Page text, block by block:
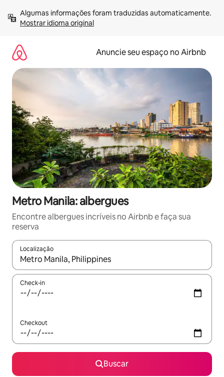
para
Mostrar idioma original
Anuncie seu espaço no Airbnb
Metro Manila: albergues
Encontre albergues incríveis no Airbnb e faça sua
reserva
Localização
Quando os resultados estiverem disponíveis, explore-os
Check-in
Checkout
Buscar